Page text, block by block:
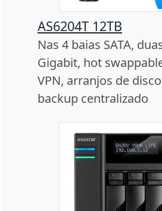
AS6204T 12TB
Nas 4 baias SATA,
Gigabit, hot
VPN, arranjos de
backup centralizado